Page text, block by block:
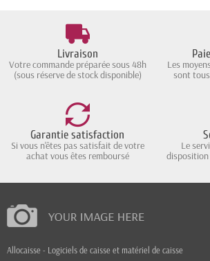
Livraison
Votre commande préparée sous 48h
(sous réserve de stock disponible)
Les
sont
Garantie satisfaction
Si vous n'êtes pas satisfait de votre
achat vous êtes remboursé
Le
disposition
Allocaisse - Logiciels de caisse et matériel de caisse